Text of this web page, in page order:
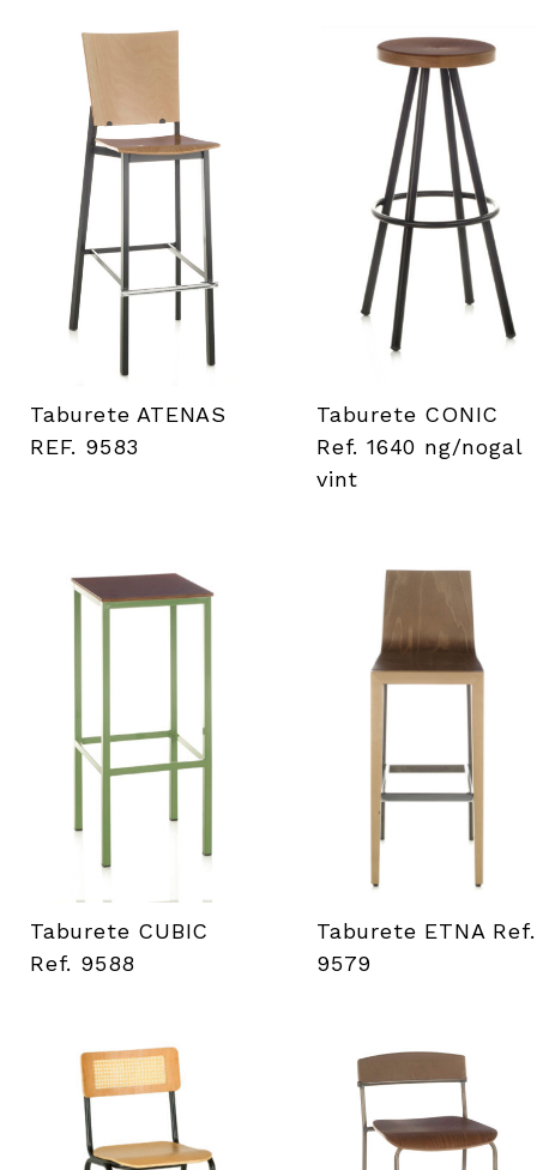
Taburete ATENAS
REF. 9583
Taburete CONIC
Ref. 1640 ng/nogal
vint
Taburete CUBIC
Ref. 9588
Taburete ETNA Ref.
9579